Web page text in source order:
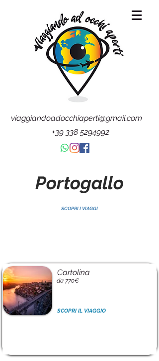
viaggiandoadocchiaperti@gmail.com
+39 338 5294992
Portogallo
SCOPRI I VIAGGI
Cartolina
da 770€
SCOPRI IL VIAGGIO